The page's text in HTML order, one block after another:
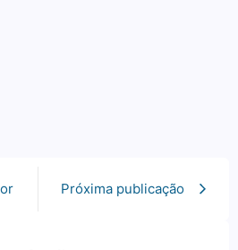
Próxima publicação